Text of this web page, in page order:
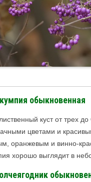
обыкновенная
куст от трех
цветами и
оранжевым и винно-
хорошо выглядит в